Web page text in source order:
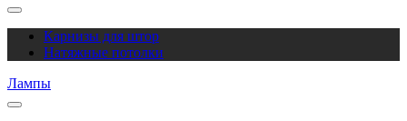
Карнизы для штор
Натяжные потолки
Лампы